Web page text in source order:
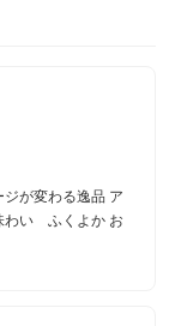
が変わる逸品 ア
わい ふくよか お